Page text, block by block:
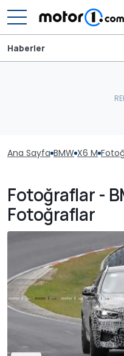
Haberler
Ana Sayfa BMW X6 M
Fotoğraflar -
Fotoğraflar